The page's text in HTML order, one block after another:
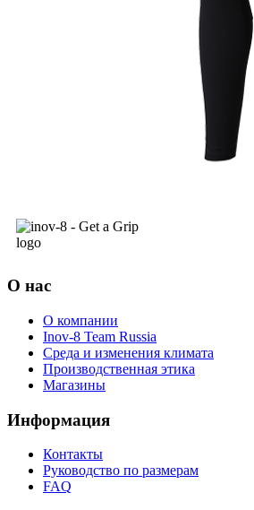
О нас
О компании
Inov-8 Team Russia
Среда и изменения климата
Производственная этика
Магазины
Информация
Контакты
Руководство по размерам
FAQ